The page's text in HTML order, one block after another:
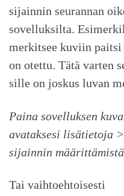
sijainnin seurannan
sovelluksilta.
merkitsee kuviin
on otettu. Tätä varten
sille on joskus luvan
Paina sovelluksen
avataksesi lisätietoja
sijainnin määrittämistä
Tai vaihtoehtoisesti